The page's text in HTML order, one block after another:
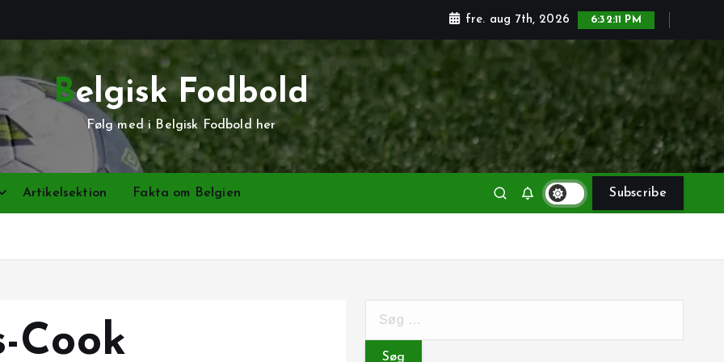
fre. aug 7th, 2026 6:32:13 PM
Belgisk Fodbold
Følg med i Belgisk Fodbold her
Artikelsektion Fakta om Belgien Subscribe
Cook